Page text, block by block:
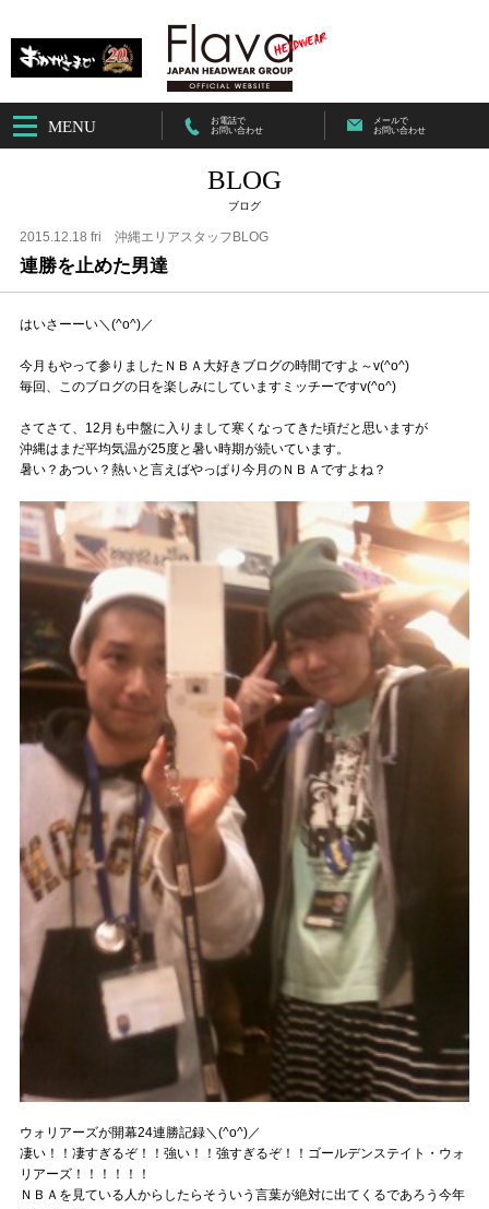
MENU
お電話で
お問い合わせ
メールで
お問い合わせ
BLOG
ブログ
2015.12.18 fri 沖縄エリアスタッフBLOG
連勝を止めた男達
はいさーーい＼(^o^)／
今月もやって参りましたＮＢＡ大好きブログの時間ですよ～v(^o^)
毎回、このブログの日を楽しみにしていますミッチーですv(^o^)
さてさて、12月も中盤に入りまして寒くなってきた頃だと思いますが
沖縄はまだ平均気温が25度と暑い時期が続いています。
暑い？あつい？熱いと言えばやっぱり今月のＮＢＡですよね？
ウォリアーズが開幕24連勝記録＼(^o^)／
凄い！！凄すぎるぞ！！強い！！強すぎるぞ！！ゴールデンステイト・ウォ
リアーズ！！！！！！
ＮＢＡを見ている人からしたらそういう言葉が絶対に出てくるであろう今年